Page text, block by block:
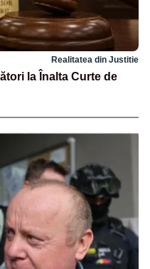
Realitatea din Justitie
la Înalta Curte de